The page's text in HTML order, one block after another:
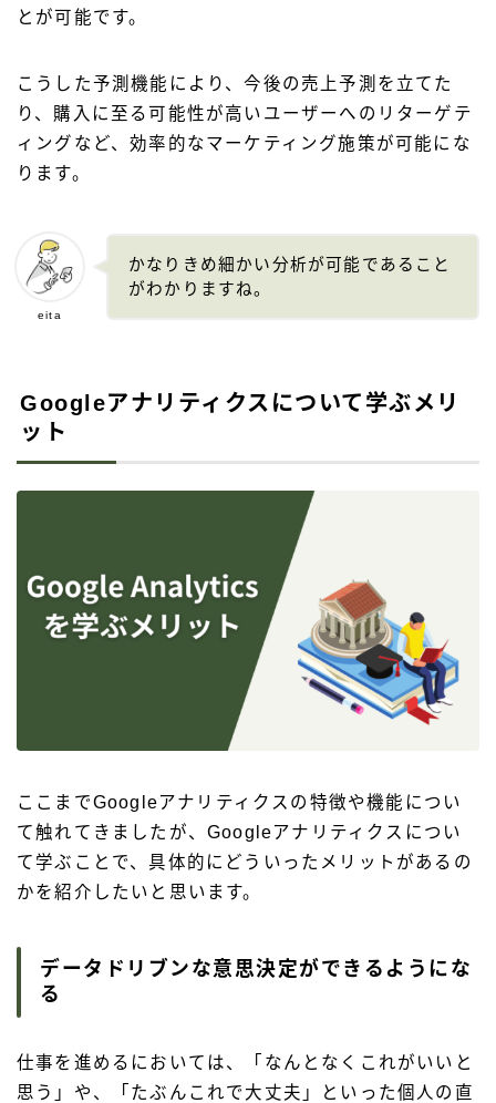
とが可能です。
こうした予測機能により、今後の売上予測を立てた
り、購入に至る可能性が高いユーザーへのリターゲテ
ィングなど、効率的なマーケティング施策が可能にな
ります。
eita
かなりきめ細かい分析が可能であること
がわかりますね。
Googleアナリティクスについて学ぶメリ
ット
ここまでGoogleアナリティクスの特徴や機能につい
て触れてきましたが、Googleアナリティクスについ
て学ぶことで、具体的にどういったメリットがあるの
かを紹介したいと思います。
データドリブンな意思決定ができるようにな
る
仕事を進めるにおいては、「なんとなくこれがいいと
思う」や、「たぶんこれで大丈夫」といった個人の直